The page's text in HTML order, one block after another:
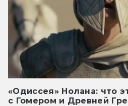
«Одиссея» Нолана: что
с Гомером и Древней